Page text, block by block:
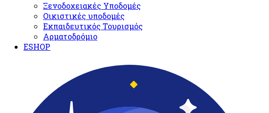
Ξενοδοχειακές Υποδομές​
Oικιστικές υποδομές
Εκπαιδευτικός Τουρισμός
Αρματοδρόμιο
ESHOP